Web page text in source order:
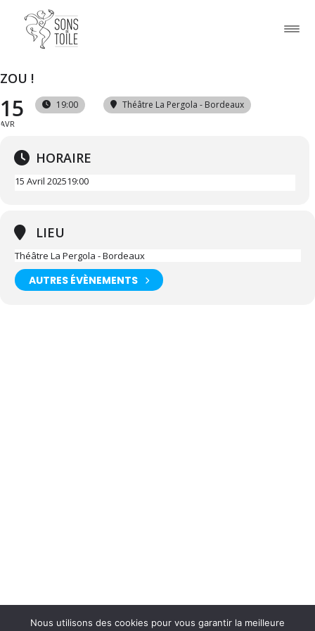
ZOU !
15
AVR
19:00 Théâtre La Pergola - Bordeaux
HORAIRE
15 Avril 202519:00
LIEU
Théâtre La Pergola - Bordeaux
AUTRES ÉVÈNEMENTS
Nous utilisons des cookies pour vous garantir la meilleure